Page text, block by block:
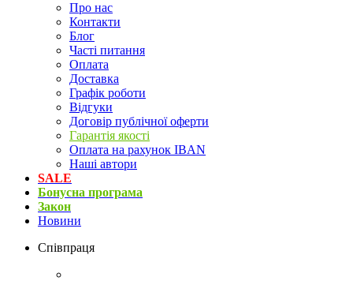
Про нас
Контакти
Блог
Часті питання
Оплата
Доставка
Графік роботи
Відгуки
Договір публічної оферти
Гарантія якості
Оплата на рахунок IBAN
Наші автори
SALE
Бонусна програма
Закон
Новини
Співпраця